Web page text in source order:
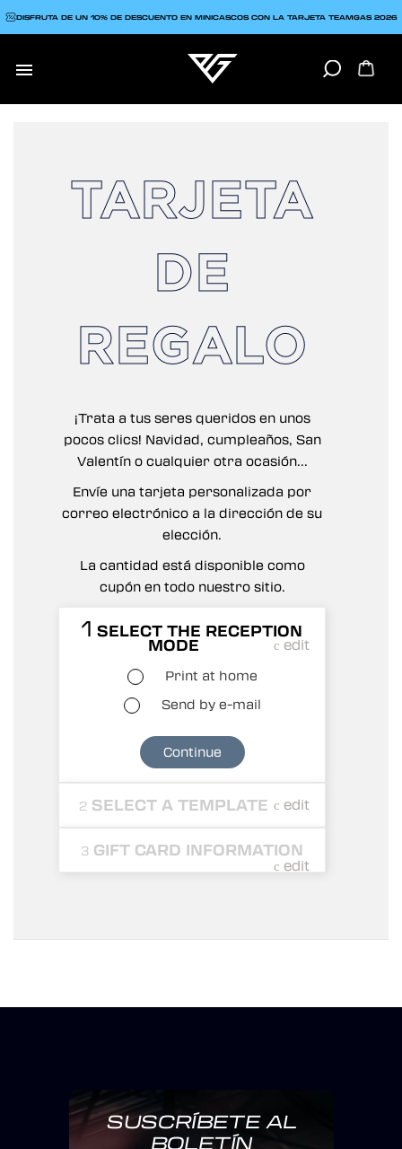

DISFRUTA DE UN 10% DE DESCUENTO EN MINICASCOS CON LA TARJETA TEAMGAS 2026
TARJETA
DE
REGALO
¡Trata a tus seres queridos en unos
pocos clics! Navidad, cumpleaños, San
Valentín o cualquier otra ocasión...
Envíe una tarjeta personalizada por
correo electrónico a la dirección de su
elección.
La cantidad está disponible como
cupón en todo nuestro sitio.
1 SELECT THE RECEPTION
MODE edit
Print at home
Send by e-mail
Continue
2SELECT A TEMPLATE edit
View larger View
3 GIFT CARD INFORMATION
edit
Amount
SUSCRÍBETE AL
BOLETÍN